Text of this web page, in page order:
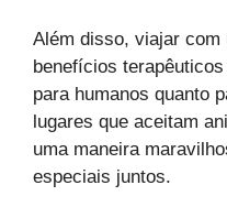
Além disso, viajar com
benefícios
para humanos quanto
lugares que aceitam
uma maneira
especiais juntos.